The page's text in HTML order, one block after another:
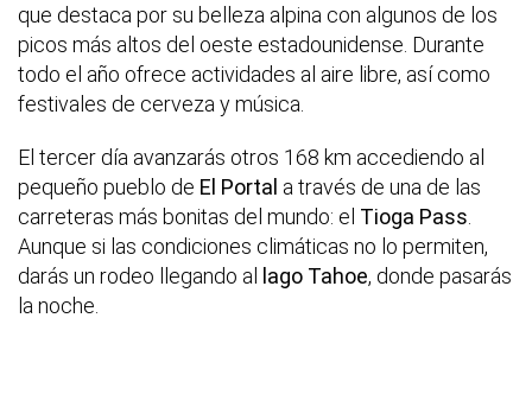
que destaca por su belleza alpina con algunos de los
picos más altos del oeste estadounidense. Durante
todo el año ofrece actividades al aire libre, así como
festivales de cerveza y música.
El tercer día avanzarás otros 168 km accediendo al
pequeño pueblo de El Portal a través de una de las
carreteras más bonitas del mundo: el Tioga Pass
Aunque si las condiciones climáticas no lo permiten,
darás un rodeo llegando al
lago Tahoe, donde pasarás
la noche.